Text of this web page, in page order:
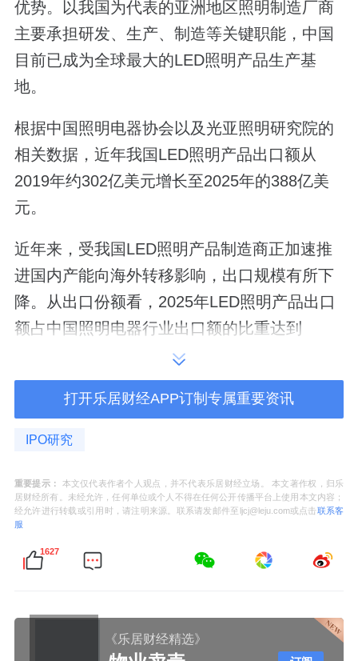
优势。以我国为代表的亚洲地区照明制造厂商
主要承担研发、生产、制造等关键职能，中国
目前已成为全球最大的LED照明产品生产基
地。
根据中国照明电器协会以及光亚照明研究院的
相关数据，近年我国LED照明产品出口额从
2019年约302亿美元增长至2025年的388亿美
元。
近年来，受我国LED照明产品制造商正加速推
进国内产能向海外转移影响，出口规模有所下
降。从出口份额看，2025年LED照明产品出口
额占中国照明电器行业出口额的比重达到
77.7%，LED照明产品已成为我国照明产品外
销的重要组成。
打开乐居财经APP订制专属重要资讯
IPO研究
重要提示：
本文仅代表作者个人观点，并不代表乐居财经立场。 本文著作权，归乐
居财经所有。未经允许，任何单位或个人不得在任何公开传播平台上使用本文内容；
经允许进行转载或引用时，请注明来源。联系请发邮件至ljcj@leju.com或点击联系客
服
1627
《乐居财经精选》